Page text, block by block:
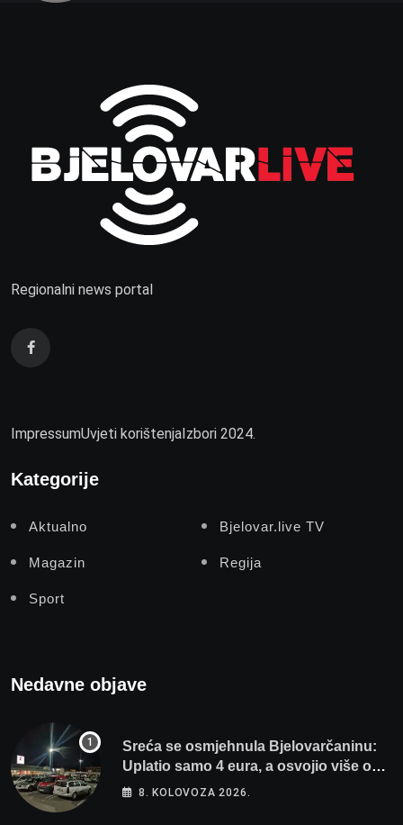
Regionalni news portal
ImpressumUvjeti korištenjaIzbori 2024.
Kategorije
Aktualno Bjelovar.live TV
Magazin Regija
Sport
Nedavne objave
Sreća se osmjehnula Bjelovarčaninu:
Uplatio samo 4 eura, a osvojio više od
80 tisuća eura
8. KOLOVOZA 2026.